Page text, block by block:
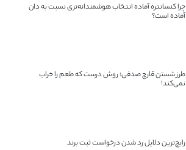
چرا کنسانتره آماده انتخاب هوشمندانه‌تری نسبت به دان
آماده است؟
طرز شستن قارچ صدفی؛ روش درست که طعم را خراب
نمی‌کند!
رایج‌ترین دلایل رد شدن درخواست ثبت برند